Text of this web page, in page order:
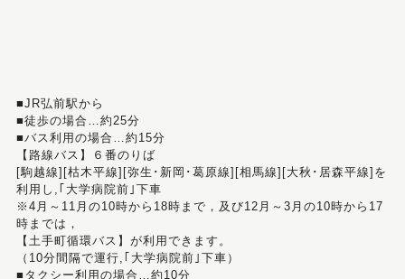
■JR弘前駅から
■徒歩の場合…約25分
■バス利用の場合…約15分
【路線バス】６番のりば
[駒越線][枯木平線][弥生･新岡･葛原線][相馬線][大秋･居森平線]を
利用し,｢大学病院前｣下車
※4月～11月の10時から18時まで，及び12月～3月の10時から17
時までは，
【土手町循環バス】が利用できます。
（10分間隔で運行,｢大学病院前｣下車）
■タクシー利用の場合…約10分